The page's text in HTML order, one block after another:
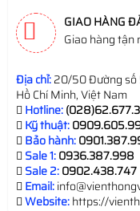
GIAO HÀNG
Giao hàng tận
Địa chỉ:20/50 Đường số
Hồ Chí Minh, Việt Nam
Hotline:
Kỹ thuật:
Bảo hành:
Sale 1:0936.387.998
Sale 2:0902.438.747
Email:
Website:https://